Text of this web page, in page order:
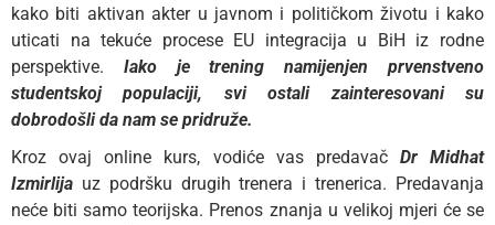
kako biti aktivan akter u javnom i političkom životu i kako
uticati na tekuće procese EU integracija u BiH iz rodne
perspektive. Iako je trening namijenjen prvenstveno
studentskoj populaciji, svi ostali zainteresovani su
dobrodošli da nam se pridruže.
Kroz ovaj online kurs, vodiće vas predavač Dr Midhat
Izmirlija uz podršku drugih trenera i trenerica. Predavanja
neće biti samo teorijska. Prenos znanja u velikoj mjeri će se